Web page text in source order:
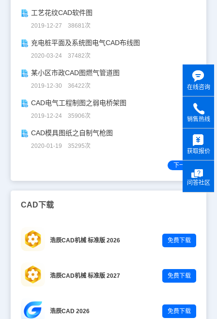
工艺花纹CAD软件图
2019-12-27 38681次
充电桩平面及系统图电气CAD布线图
2020-03-24 37482次
某小区市政CAD图燃气管道图
2019-12-30 36422次
CAD电气工程制图之弱电桥架图
2019-12-24 35906次
CAD模具图纸之自制气枪图
2020-01-19 35295次
下一页
CAD下载
浩辰CAD机械 标准版 2026 免费下载
浩辰CAD机械 标准版 2027 免费下载
浩辰CAD 2026 免费下载
在线咨询
销售热线
获取报价
问答社区